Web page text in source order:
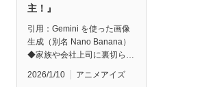
主！』
引用：Gemini を使った画像
生成（別名 Nano Banana）
◆家族や会社上司に裏切ら…
2026/1/10 アニメアイズ